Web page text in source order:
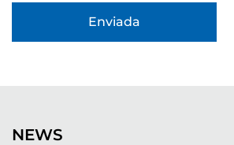
NEWS